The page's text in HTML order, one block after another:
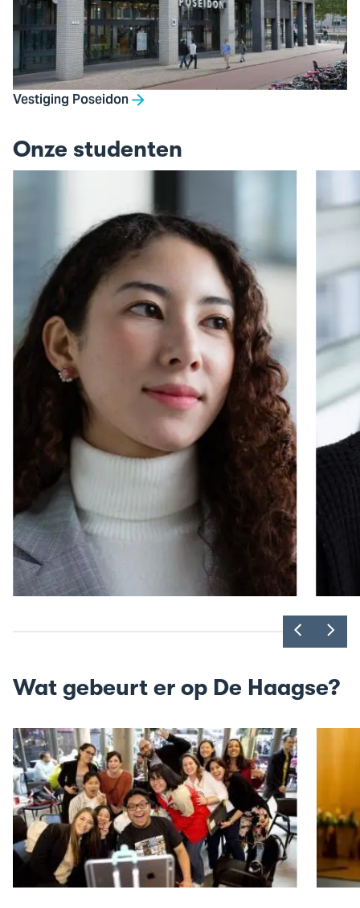
Vestiging Poseidon
Onze studenten
Toon
vorige
slide
Wat gebeurt er op De Haagse?
Ga
naar
Het
laatste
nieuws
naar
Onze